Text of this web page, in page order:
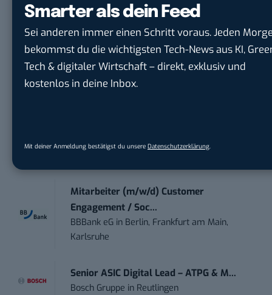
Smarter als dein Feed
Sei anderen immer einen Schritt voraus. Jeden
bekommst du die wichtigsten Tech-News aus KI,
Tech & digitaler Wirtschaft – direkt, exklusiv und
kostenlos in deine Inbox.
Mit deiner Anmeldung bestätigst du unsere Datenschutzerklärung
touristische...
Contentmanager (m/w/d) in Teilzeit (25-
30 Std.)
TECVIA Media GmbH
Webdesign &amp...
Mitarbeiter (m/w/d) Customer
Engagement / Soc...
BBBank eG in Berlin, Frankfurt am Main,
Karlsruhe
Senior ASIC Digital Lead – ATPG & M...
Bosch Gruppe in Reutlingen